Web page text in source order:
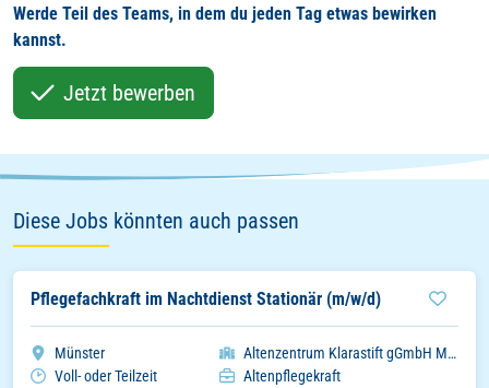
Werde Teil des Teams, in dem du jeden Tag etwas bewirken
kannst.
Jetzt bewerben
Diese Jobs könnten auch passen
Pflegefachkraft im Nachtdienst Stationär (m/w/d)
Stadt
Münster Organisation
Altenzentrum Klarastift gGmbH Münster
Arbeitszeitmodell
Voll- oder Teilzeit Einsatzbereich
Altenpflegekraft